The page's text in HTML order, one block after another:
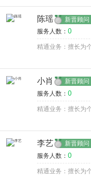
陈瑶 新晋顾问
服务人数： 0
精通业务：擅长为
小肖 新晋顾问
服务人数： 0
精通业务：擅长为
李艺 新晋顾问
服务人数： 0
精通业务：擅长为